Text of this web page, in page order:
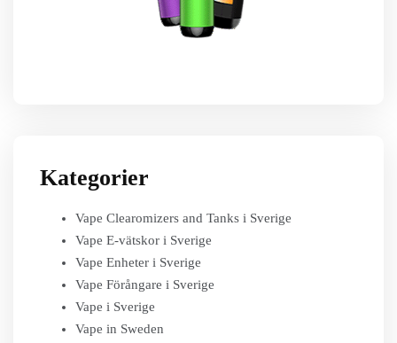
Kategorier
Vape Clearomizers and Tanks i Sverige
Vape E-vätskor i Sverige
Vape Enheter i Sverige
Vape Förångare i Sverige
Vape i Sverige
Vape in Sweden